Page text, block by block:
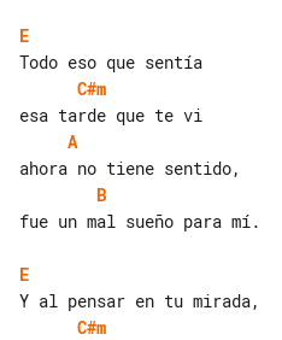
E
C#m
A
B
fue un mal sueño para mí.
E
C#m